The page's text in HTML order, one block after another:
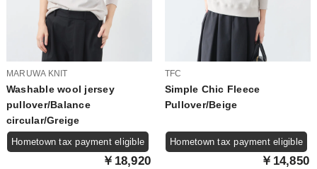
MARUWA KNIT
Washable wool jersey
pullover/Balance
circular/Greige
Hometown tax payment eligible
￥18,920
TFC
Simple Chic Fleece
Pullover/Beige
Hometown tax payment eligible
￥14,850